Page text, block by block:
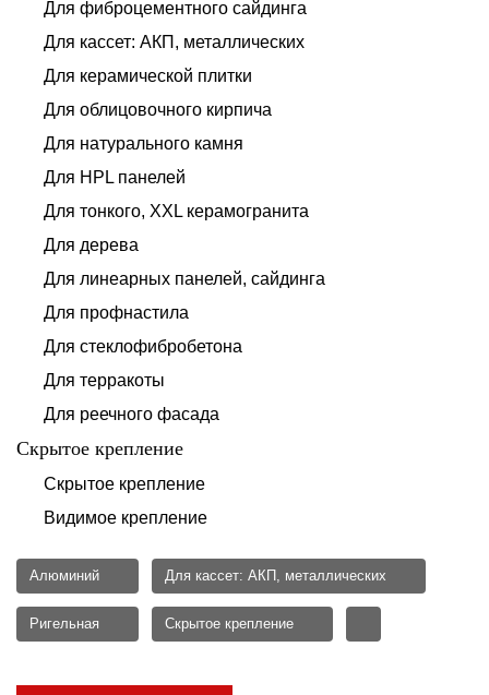
Для фиброцементного сайдинга
Для кассет: АКП, металлических
Для керамической плитки
Для облицовочного кирпича
Для натурального камня
Для HPL панелей
Для тонкого, XXL керамогранита
Для дерева
Для линеарных панелей, сайдинга
Для профнастила
Для стеклофибробетона
Для терракоты
Для реечного фасада
Скрытое крепление
Скрытое крепление
Видимое крепление
Алюминий Для кассет: АКП, металлических
Ригельная Скрытое крепление